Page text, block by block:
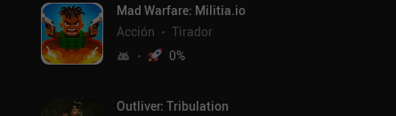
Mad Warfare: Militia.io
Acción
Tirador
0%
Outliver: Tribulation